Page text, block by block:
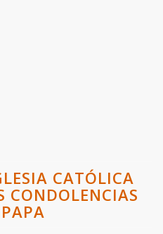
CATÓLICA
CONDOLENCIAS